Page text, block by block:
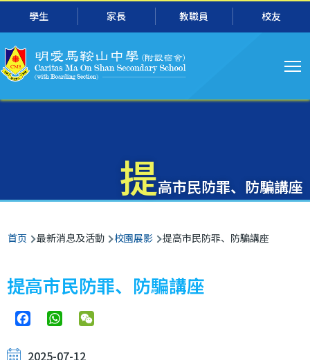
跳转到主要内容
學生 家長 教職員 校友
导
航
提高市民防罪、防騙講座
面
包
屑
首页 最新消息及活動 校園展影 提高市民防罪、防騙講座
提高市民防罪、防騙講座
FacebookWhatsApp
2025-07-12